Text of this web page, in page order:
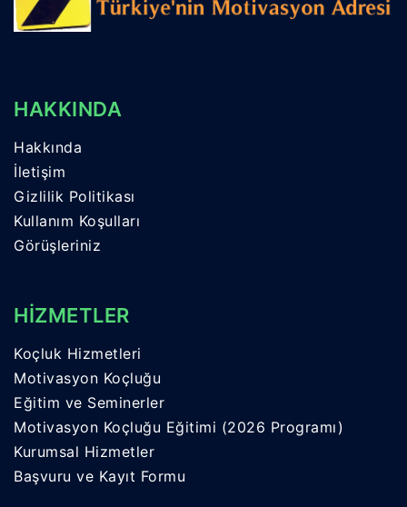
HAKKINDA
Hakkında
İletişim
Gizlilik Politikası
Kullanım Koşulları
Görüşleriniz
HİZMETLER
Koçluk Hizmetleri
Motivasyon Koçluğu
Eğitim ve Seminerler
Motivasyon Koçluğu Eğitimi (2026 Programı)
Kurumsal Hizmetler
Başvuru ve Kayıt Formu